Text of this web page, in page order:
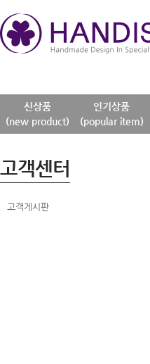
신상품
(new product)
인기상품
(popular item)
고객센터
고객게시판